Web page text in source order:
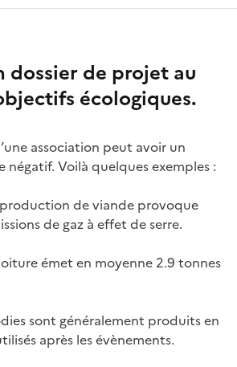
dossier de projet au
écologiques.
association peut avoir un
Voilà quelques exemples :
de viande provoque
de gaz à effet de serre.
émet en moyenne 2.9 tonnes
sont généralement produits en
après les évènements.